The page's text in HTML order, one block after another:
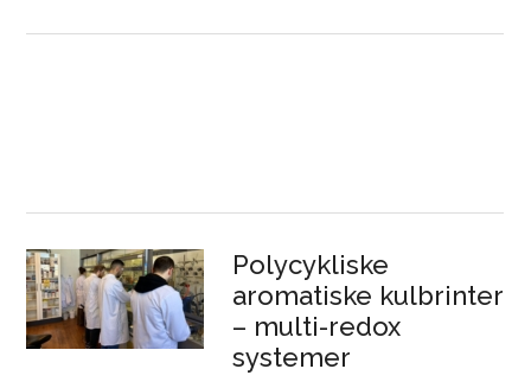
Polycykliske
aromatiske kulbrinter
– multi-redox
systemer